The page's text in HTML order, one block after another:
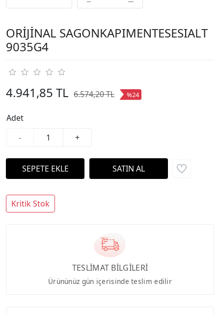
ORİJİNAL SAGONKAPIMENTESESIALT
9035G4
4.941,85 TL 6.574,20 TL %24
Adet
-
+
Kritik Stok
TESLİMAT BİLGİLERİ
Ürününüz gün içerisinde teslim edilir